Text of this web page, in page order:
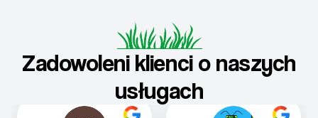
Zadowoleni klienci o naszych
usługach